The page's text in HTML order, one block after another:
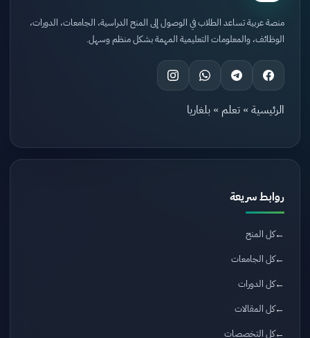
منصة عربية تساعد الطلاب في الوصول إلى المنح الدراسية، الجامعات، الدورات،
الوظائف، والمعلومات التعليمية المهمة بشكل منظم وسهل.
الرئيسية » تعلم » بلغاريا
روابط سريعة
كل المنح
كل الجامعات
كل الدورات
كل المقالات
كل التخصصات